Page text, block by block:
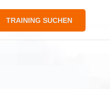
TRAINING SUCHEN